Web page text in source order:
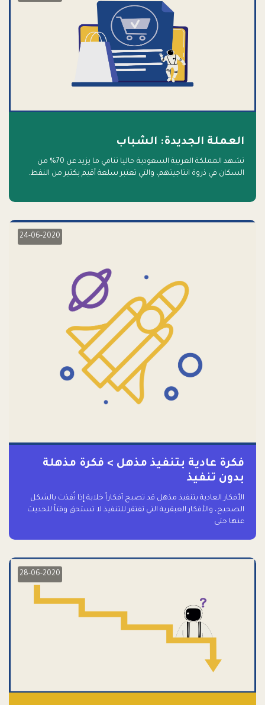
العملة الجديدة: الشباب
تشهد المملكة العربية السعودية حاليا تنامي ما يزيد عن 70% من
السكان في ذروة انتاجيتهم، والتي تعتبر سلعة أقيم بكثير من النفط.
24-06-2020
فكرة عادية بتنفيذ مذهل > فكرة مذهلة
بدون تنفيذ
الأفكار العادية بتنفيذ مذهل قد تصبح أفكاراً خلابة إذا نُفذت بالشكل
الصحيح، والأفكار العبقرية التي تفتقر للتنفيذ لا تستحق وقتاً للحديث
عنها حتى
28-06-2020